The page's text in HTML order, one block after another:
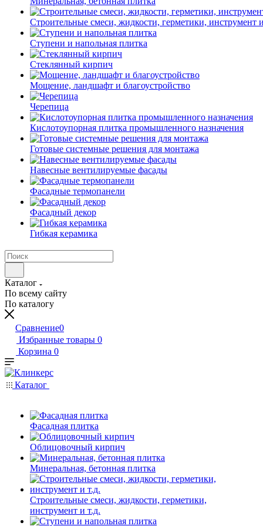
Строительные смеси, жидкости, герметики, инструмент
Ступени и напольная плитка
Cтеклянный кирпич
Мощение, ландшафт и благоустройство
Черепица
Кислотоупорная плитка промышленного назначения
Готовые системные решения для монтажа
Навесные вентилируемые фасады
Фасадные термопанели
Фасадный декор
Гибкая керамика
Каталог
По всему сайту
По каталогу
Сравнение0
Избранные товары 0
Корзина 0
Каталог
Фасадная плитка
Облицовочный кирпич
Минеральная, бетонная плитка
Строительные смеси, жидкости, герметики,
инструмент и т.д.